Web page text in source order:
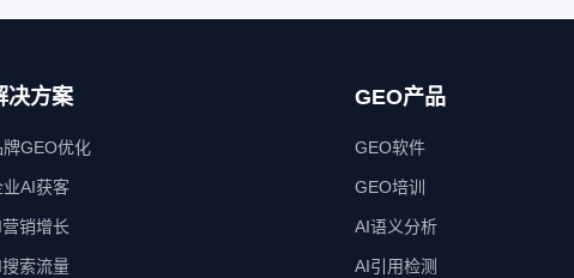
决方案
牌GEO优化
业AI获客
销增长
索流量
GEO产品
GEO软件
GEO培训
AI语义分析
AI引用检测